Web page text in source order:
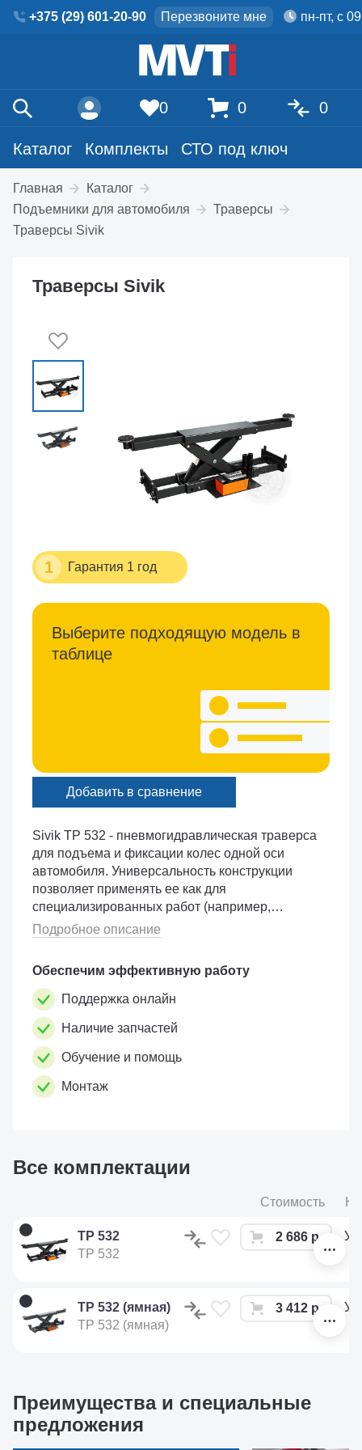
+375 (29) 601-20-90 Перезвоните мне пн-пт, с
Каталог Комплекты СТО под ключ
0 0 0
Главная
Каталог
Подъемники для автомобиля
Траверсы
Траверсы Sivik
1 Гарантия 1 год
Траверсы Sivik
Sivik ТР 532 - пневмогидравлическая траверса
для подъема и фиксации колес одной оси
автомобиля. Универсальность конструкции
позволяет применять ее как для
специализированных работ (например,
развал-схождение), так и для общеслесарных
задач, обеспечивая удобство и безопаснос...
Подробное описание
Обеспечим эффективную работу
Поддержка онлайн
Наличие запчастей
Обучение и помощь
Монтаж
Выберите подходящую модель в
таблице
Добавить в сравнение
Все комплектации
Стоимость
ТР 532
ТР 532
2 686 р.
ТР 532 (ямная)
ТР 532 (ямная)
3 412 р.
Преимущества и специальные
предложения